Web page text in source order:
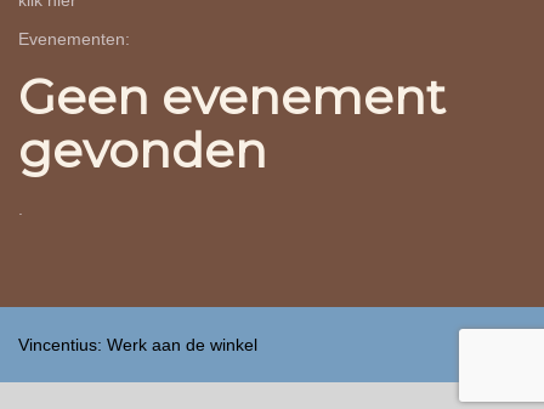
Evenementen:
Geen evenement
gevonden
Vincentius: Werk aan de winkel